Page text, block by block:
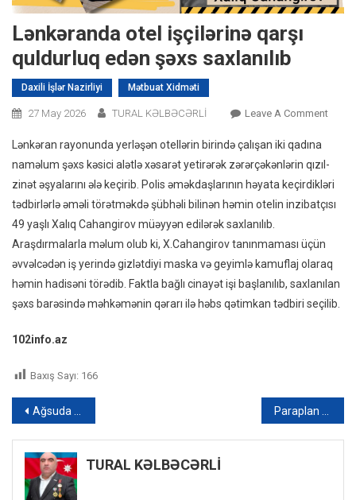
Lənkəranda otel işçilərinə qarşı
quldurluq edən şəxs saxlanılıb
Daxili İşlər Nazirliyi Mətbuat Xidməti
27 May 2026 TURAL KƏLBƏCƏRLİ Leave A CommentOn
Qarşı
Lənkəran rayonunda yerləşən otellərin birində çalışan iki qadına
naməlum şəxs kəsici alətlə xəsarət yetirərək zərərçəkənlərin qızıl-
zinət əşyalarını ələ keçirib. Polis əməkdaşlarının həyata keçirdikləri
tədbirlərlə əməli törətməkdə şübhəli bilinən həmin otelin inzibatçısı
49 yaşlı Xalıq Cahangirov müəyyən edilərək saxlanılıb.
Araşdırmalarla məlum olub ki, X.Cahangirov tanınmaması üçün
əvvəlcədən iş yerində gizlətdiyi maska və geyimlə kamuflaj olaraq
həmin hadisəni törədib. Faktla bağlı cinayət işi başlanılıb, saxlanılan
şəxs barəsində məhkəmənin qərarı ilə həbs qətimkan tədbiri seçilib.
102info.az
Baxış Sayı: 166
Yazı
naviqasiyası
Ağsuda oğurluq edən şəxs həbs olunub
TURAL KƏLBƏCƏRLİ